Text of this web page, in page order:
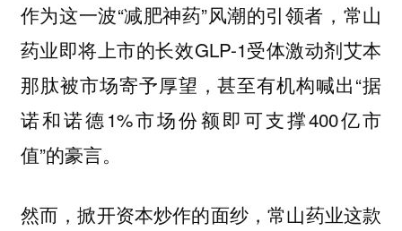
作为这一波“减肥神药”风潮的引领者，常山
药业即将上市的长效GLP-1受体激动剂艾本
那肽被市场寄予厚望，甚至有机构喊出“据
诺和诺德1%市场份额即可支撑400亿市
值”的豪言。
然而，掀开资本炒作的面纱，常山药业这款